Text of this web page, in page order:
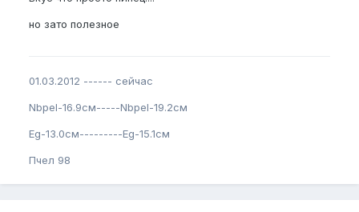
но зато полезное
01.03.2012 ------ сейчас
Nbpel-16.9см-----Nbpel-19.2см
Eg-13.0см---------Eg-15.1см
Пчел 98